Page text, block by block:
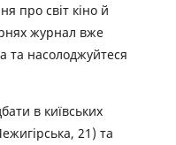
про світ кіно й
журнал вже
та насолоджуйтеся
в київських
21) та